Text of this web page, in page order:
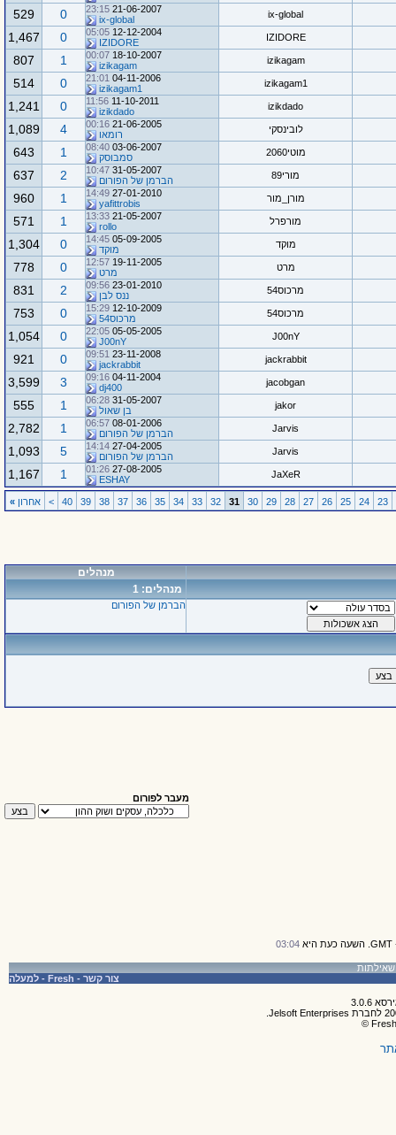
ix-global
21-06-2007
23:15
ix-global
0
529
IZIDORE
12-12-2004
05:05
IZIDORE
0
1,467
izikagam
18-10-2007
00:07
izikagam
1
807
izikagam1
04-11-2006
21:01
izikagam1
0
514
izikdado
11-10-2011
11:56
izikdado
0
1,241
לובינסקי 21-06-2005
00:16
רומאו
4
1,089
מוטי2060 03-06-2007
08:40
סמבוסק
1
643
מורי89 31-05-2007
10:47
הברמן של הפורום
2
637
מורן_מור 27-01-2010
14:49
yafittrobis
1
960
מורפרל 21-05-2007
13:33
rollo
1
571
מוקד 05-09-2005
14:45
מוקד
0
1,304
מרט 19-11-2005
12:57
מרט
0
778
מרכוס54 23-01-2010
09:56
ננס לבן
2
831
מרכוס54 12-10-2009
15:29
מרכוס54
0
753
J00nY
05-05-2005
22:05
J00nY
0
1,054
jackrabbit
23-11-2008
09:51
jackrabbit
0
921
jacobgan
04-11-2004
09:16
dj400
3
3,599
jakor
31-05-2007
06:28
בן שאול
1
555
Jarvis
08-01-2006
06:57
הברמן של הפורום
1
2,782
Jarvis
27-04-2005
14:14
הברמן של הפורום
5
1,093
JaXeR
27-08-2005
01:26
ESHAY
1
1,167
23
24
25
26
27
28
29
30
31
32
33
34
35
36
37
38
39
40
> אחרון »
מנהלים
מנהלים: 1
הברמן של הפורום
מעבר לפורום
03:04
צור קשר -
Fresh
- למעלה